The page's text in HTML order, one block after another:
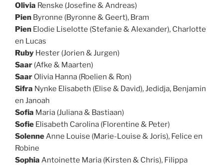
Olivia Renske (Josefine & Andreas)
Pien Byronne (Byronne & Geert), Bram
Pien Elodie Liselotte (Stefanie & Alexander), Charlotte
en Lucas
Ruby Hester (Jorien & Jurgen)
Saar (Afke & Maarten)
Saar Olivia Hanna (Roelien & Ron)
Sifra Nynke Elisabeth (Elise & David), Jedidja, Benjamin
en Janoah
Sofia Maria (Juliana & Bastiaan)
Sofie Elisabeth Carolina (Florentine & Peter)
Solenne Anne Louise (Marie-Louise & Joris), Felice en
Robine
Sophia Antoinette Maria (Kirsten & Chris), Filippa